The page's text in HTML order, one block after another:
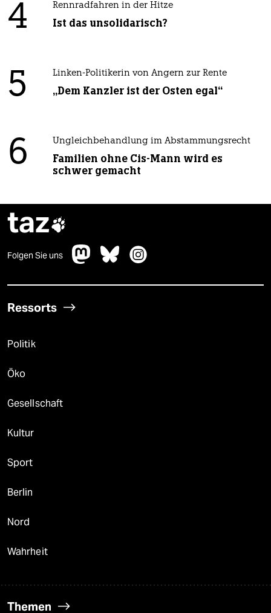
4 Rennradfahren in der Hitze
Ist das unsolidarisch?
5 Linken-Politikerin von Angern zur Rente
„Dem Kanzler ist der Osten egal“
6 Ungleichbehandlung im Abstammungsrecht
Familien ohne Cis-Mann wird es
schwer gemacht
taz
Folgen Sie uns
Ressorts
Politik
Öko
Gesellschaft
Kultur
Sport
Berlin
Nord
Wahrheit
Themen